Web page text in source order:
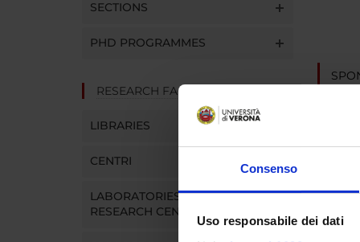
Consenso
Uso responsabile dei dati
SECTIONS
PHD PROGRAMMES
RESEARCH FACILITIES
LIBRARIES
CENTRI
LABORATORIES AND
RESEARCH CENTRES
Ricerca